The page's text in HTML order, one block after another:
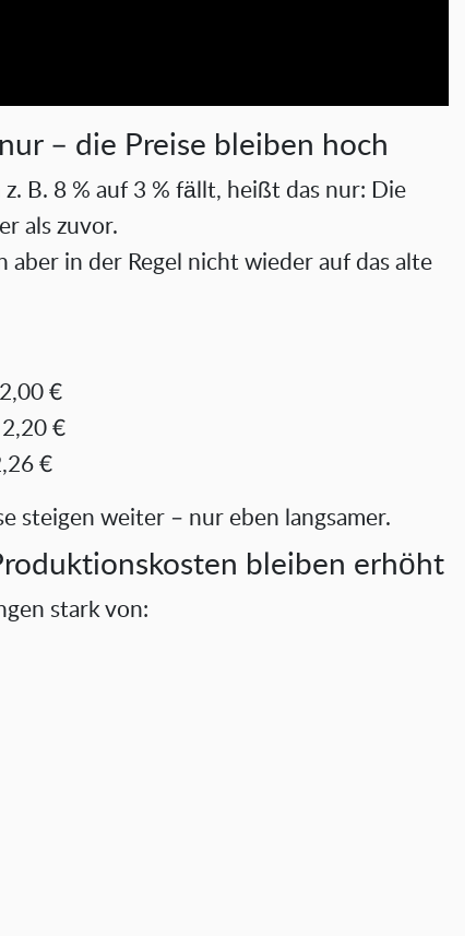
V
i
d
– die Preise bleiben hoch
B. 8 % auf 3 % fällt, heißt das nur: Die
als zuvor.
aber in der Regel nicht wieder auf das alte
€
€
€
steigen weiter – nur eben langsamer.
bleiben erhöht
stark von: